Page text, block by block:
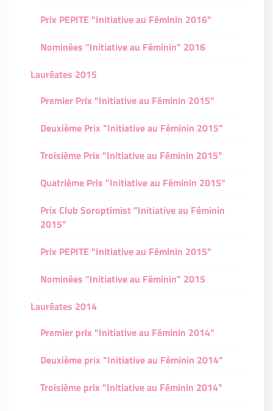
Prix PEPITE "Initiative au Féminin 2016"
Nominées "Initiative au Féminin" 2016
Lauréates 2015
Premier Prix "Initiative au Féminin 2015"
Deuxième Prix "Initiative au Féminin 2015"
Troisième Prix "Initiative au Féminin 2015"
Quatrième Prix "Initiative au Féminin 2015"
Prix Club Soroptimist "Initiative au Féminin
2015"
Prix PEPITE "Initiative au Féminin 2015"
Nominées "Initiative au Féminin" 2015
Lauréates 2014
Premier prix "Initiative au Féminin 2014"
Deuxième prix "Initiative au Féminin 2014"
Troisième prix "Initiative au Féminin 2014"